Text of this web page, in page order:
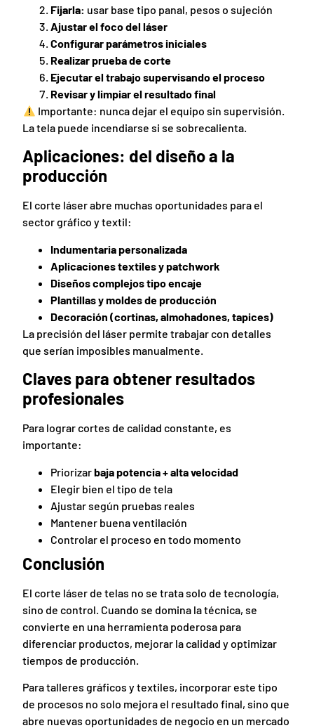
Fijarla: usar base tipo panal, pesos o sujeción
Ajustar el foco del láser
Configurar parámetros iniciales
Realizar prueba de corte
Ejecutar el trabajo supervisando el proceso
Revisar y limpiar el resultado final
Importante: nunca dejar el equipo sin supervisión.
La tela puede incendiarse si se sobrecalienta.
Aplicaciones: del diseño a la
producción
El corte láser abre muchas oportunidades para el
sector gráfico y textil:
Indumentaria personalizada
Aplicaciones textiles y patchwork
Diseños complejos tipo encaje
Plantillas y moldes de producción
Decoración (cortinas, almohadones, tapices)
La precisión del láser permite trabajar con detalles
que serían imposibles manualmente.
Claves para obtener resultados
profesionales
Para lograr cortes de calidad constante, es
importante:
Priorizarbaja potencia + alta velocidad
Elegir bien el tipo de tela
Ajustar según pruebas reales
Mantener buena ventilación
Controlar el proceso en todo momento
Conclusión
El corte láser de telas no se trata solo de tecnología,
sino de control. Cuando se domina la técnica, se
convierte en una herramienta poderosa para
diferenciar productos, mejorar la calidad y optimizar
tiempos de producción.
Para talleres gráficos y textiles, incorporar este tipo
de procesos no solo mejora el resultado final, sino que
abre nuevas oportunidades de negocio en un mercado